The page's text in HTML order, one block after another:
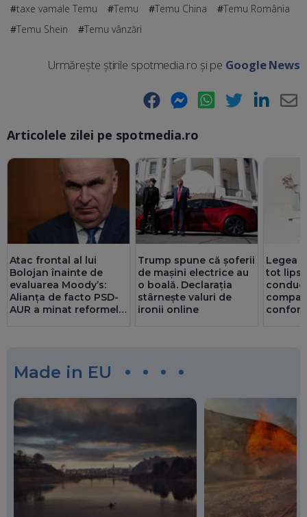
taxe vamale Temu Temu Temu China
Temu România
Temu Shein
Temu vânzări
Urmărește știrile spotmedia.ro și pe Google News
Facebook Messenger WhatsApp Twitter LinkedIn
Articolele zilei pe spotmedia.ro
Atac frontal al lui
Bolojan înainte de
evaluarea Moody’s:
Alianța de facto PSD-
AUR a minat reformele
Trump spune că șoferii
de mașini electrice au
o boală. Declarația
stârnește valuri de
ironii online
Legea
tot
Made in EU